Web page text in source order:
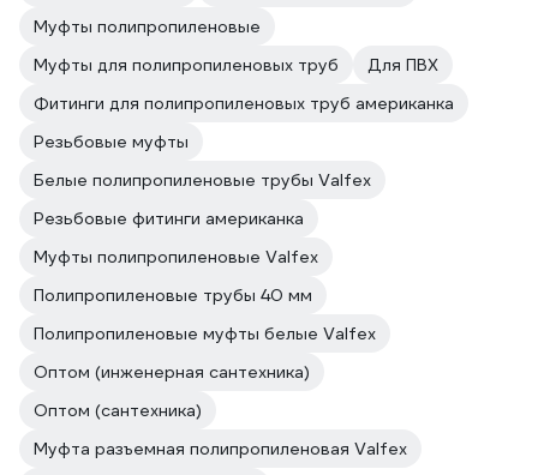
Муфты полипропиленовые
Муфты для полипропиленовых труб
Для ПВХ
Фитинги для полипропиленовых труб американка
Резьбовые муфты
Белые полипропиленовые трубы Valfex
Резьбовые фитинги американка
Муфты полипропиленовые Valfex
Полипропиленовые трубы 40 мм
Полипропиленовые муфты белые Valfex
Оптом (инженерная сантехника)
Оптом (сантехника)
Муфта разъемная полипропиленовая Valfex